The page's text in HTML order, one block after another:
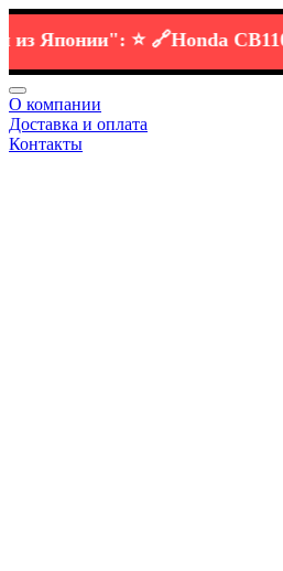
⭐️ 🔗 Honda CB1100 -
О компании
Доставка и оплата
Контакты